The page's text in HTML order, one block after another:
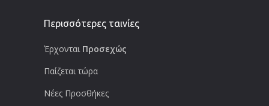
Περισσότερες ταινίες
Έρχονται Προσεχώς
Παίζεται τώρα
Νέες Προσθήκες